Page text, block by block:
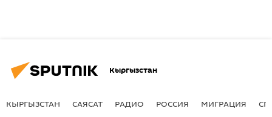
Кыргызстан
КЫРГЫЗСТАН САЯСАТ РАДИО РОССИЯ МИГРАЦИЯ